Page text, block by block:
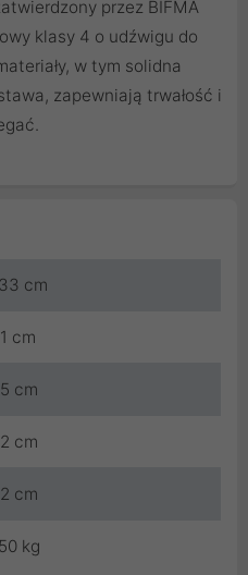
przez BIFMA
klasy 4 o udźwigu do
w tym solidna
zapewniają trwałość i
cm
cm
cm
cm
cm
kg